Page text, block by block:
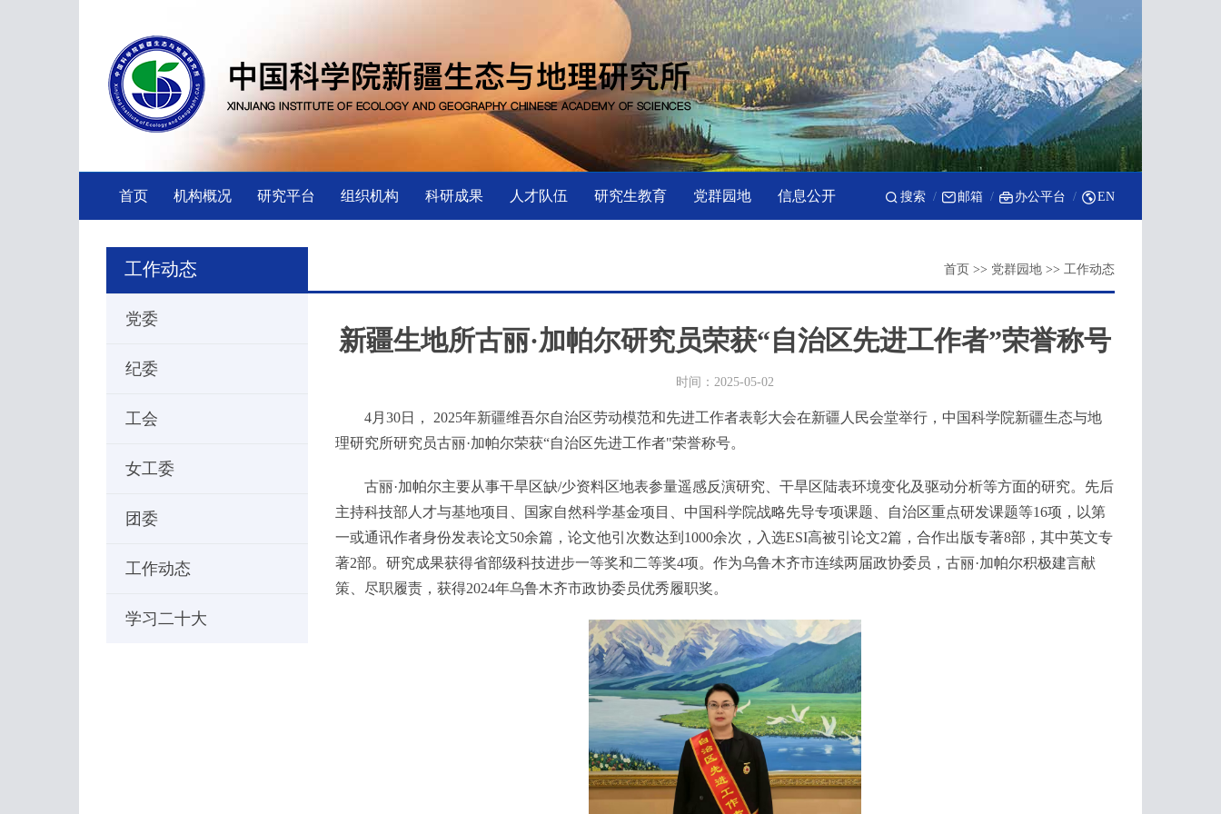
首页 机构概况 研究平台 组织机构 科研成果 人才队伍 研究生教育 党群园地 信息公开 搜索 邮箱 办公平台 EN
工作动态 首页 >> 党群园地 >> 工作动态
党委
纪委
工会
女工委
团委
工作动态
学习二十大
新疆生地所古丽·加帕尔研究员荣获“自治区先进工作者”荣誉称号
时间：2025-05-02
4月30日， 2025年新疆维吾尔自治区劳动模范和先进工作者表彰大会在新疆人民会堂举行，中国科学院新疆生态与地
理研究所研究员古丽·加帕尔荣获“自治区先进工作者"荣誉称号。
古丽·加帕尔主要从事干旱区缺/少资料区地表参量遥感反演研究、干旱区陆表环境变化及驱动分析等方面的研究。先后
主持科技部人才与基地项目、国家自然科学基金项目、中国科学院战略先导专项课题、自治区重点研发课题等16项，以第
一或通讯作者身份发表论文50余篇，论文他引次数达到1000余次，入选ESI高被引论文2篇，合作出版专著8部，其中英文专
著2部。研究成果获得省部级科技进步一等奖和二等奖4项。作为乌鲁木齐市连续两届政协委员，古丽·加帕尔积极建言献
策、尽职履责，获得2024年乌鲁木齐市政协委员优秀履职奖。